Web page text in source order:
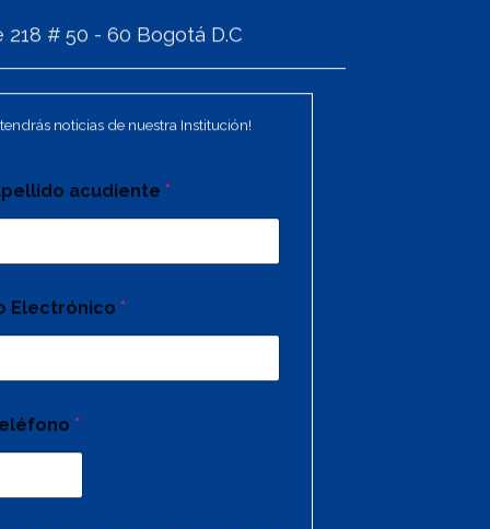
# 50 - 60 Bogotá D.C
noticias de nuestra Institución!
acudiente *
Electrónico *
*